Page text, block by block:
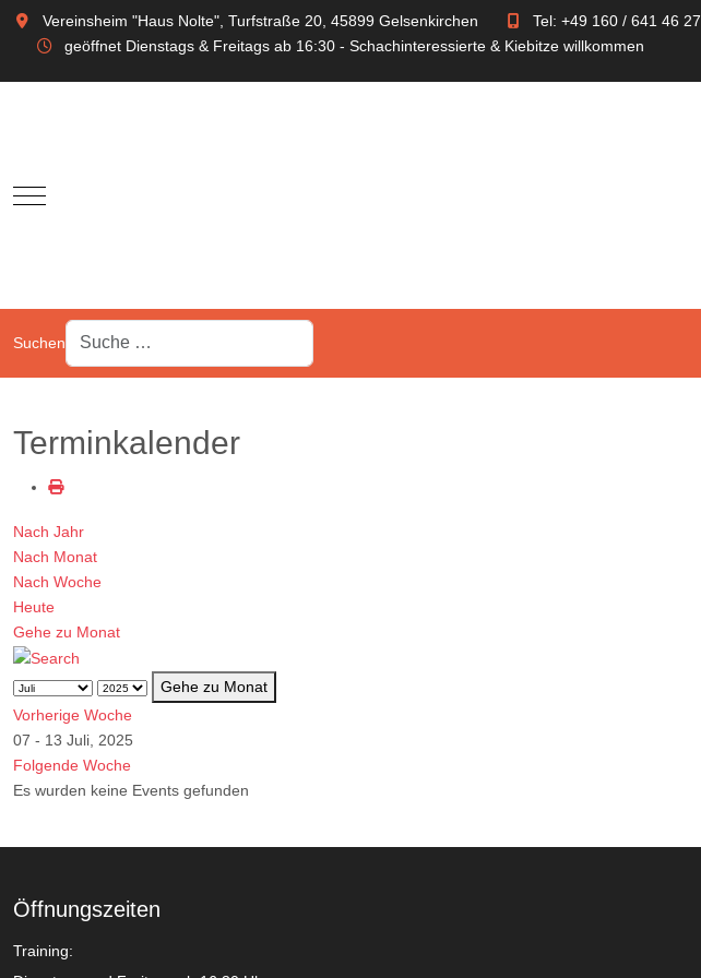
Vereinsheim "Haus Nolte", Turfstraße 20, 45899 Gelsenkirchen Tel: +49 160 / 641 46 27
geöffnet Dienstags & Freitags ab 16:30 - Schachinteressierte & Kiebitze willkommen
Mobile Menu Toggle
Suchen
Terminkalender
Nach Jahr
Nach Monat
Nach Woche
Heute
Gehe zu Monat
Gehe zu Monat
Vorherige Woche
07 - 13 Juli, 2025
Folgende Woche
Es wurden keine Events gefunden
Öffnungszeiten
Training: